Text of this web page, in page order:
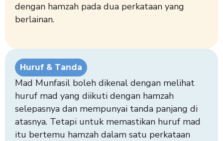
dengan hamzah pada dua perkataan yang
berlainan.
Huruf & Tanda
Mad Munfasil boleh dikenal dengan melihat
huruf mad yang diikuti dengan hamzah
selepasnya dan mempunyai tanda panjang di
atasnya. Tetapi untuk memastikan huruf mad
itu bertemu hamzah dalam satu perkataan